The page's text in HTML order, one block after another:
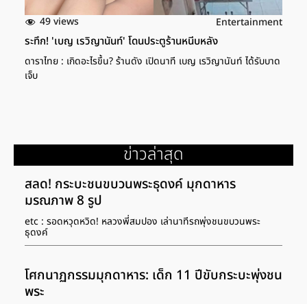
49 views Entertainment
ระทึก! 'เบญ เรวิญานันท์' โดนประตูร้านหนีบหลัง
ดาราไทย : เกิดอะไรขึ้น? ร้านดัง เปิดนาที เบญ เรวิญานันท์ ได้รับบาด
เจ็บ
ข่าวล่าสุด
สลด! กระบะชนขบวนพระธุดงค์ มุกดาหาร
มรณภาพ 8 รูป
etc : รอดหวุดหวิด! หลวงพี่สมปอง เล่านาทีรถพุ่งชนขบวนพระ
ธุดงค์
โศกนาฏกรรมมุกดาหาร: เด็ก 11 ปีขับกระบะพุ่งชน
พระ